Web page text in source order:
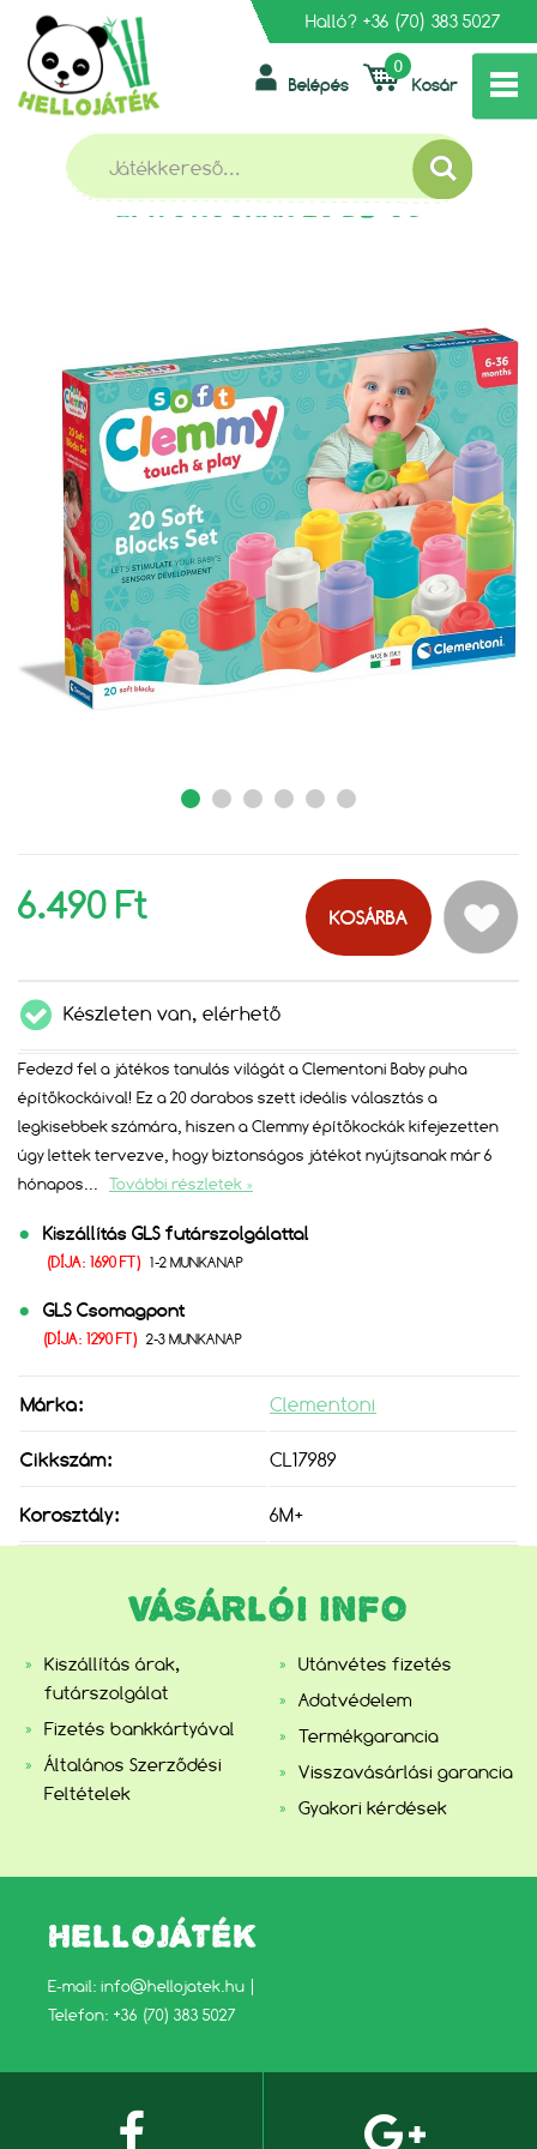
Halló? +36 (70) 383 5027
Kosár
0
Belépés
FŐOLDAL » » ÉPÍTŐJÁTÉKOK »
CLEMENTONI BABY - PUHA ÉPÍTŐKOCKÁK 20 DB-OS
CLEMENTONI BABY - PUHA
ÉPÍTŐKOCKÁK 20 DB-OS
6.490 Ft KOSÁRBA
Készleten van, elérhető
Fedezd fel a játékos tanulás világát a Clementoni Baby puha
építőkockáival! Ez a 20 darabos szett ideális választás a
legkisebbek számára, hiszen a Clemmy építőkockák kifejezetten
úgy lettek tervezve, hogy biztonságos játékot nyújtsanak már 6
hónapos
További részletek »
Kiszállítás GLS futárszolgálattal
(DÍJA: 1690 FT) 1-2 MUNKANAP
GLS Csomagpont
(DÍJA: 1290 FT) 2-3 MUNKANAP
Márka: Clementoni
Cikkszám: CL17989
Korosztály: 6M+
VÁSÁRLÓI INFO
Kiszállítás árak,
futárszolgálat
Fizetés bankkártyával
Általános Szerződési
Feltételek
Utánvétes fizetés
Adatvédelem
Termékgarancia
Visszavásárlási garancia
Gyakori kérdések
HELLOJÁTÉK
E-mail: info@hellojatek.hu
Telefon: +36 (70) 383 5027